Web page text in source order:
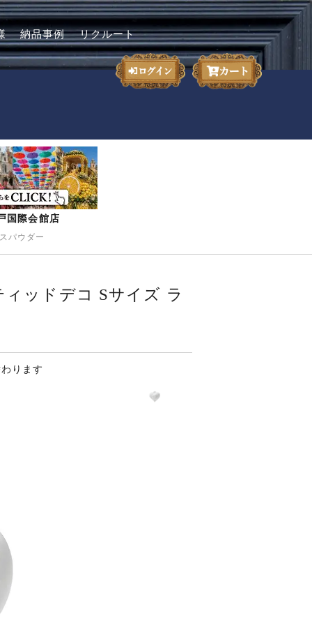
納品事例 リクルート
国際会館店
パウダー
ッドデコ Sサイズ ラ
ります